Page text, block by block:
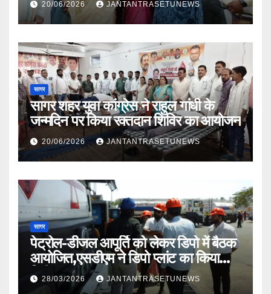
20/06/2026 JANTANTRASETUNEWS
सागर
सागर शहर युवा कांग्रेस ने राहुल गांधी के
जन्मदिन पर किया रक्तदान शिविर का आयोजन
20/06/2026 JANTANTRASETUNEWS
सागर
पेट्रोल-डीजल आपूर्ति को लेकर डिपो में बैठक
आयोजित,एसडीएम ने डिपो प्लांट का किया
निरीक्षण
28/03/2026 JANTANTRASETUNEWS